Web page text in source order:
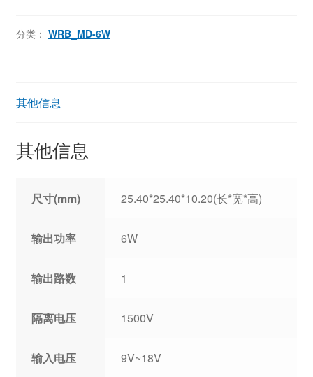
分类： WRB_MD-6W
其他信息
其他信息
尺寸(mm) 25.40*25.40*10.20(长*宽*高)
输出功率 6W
输出路数 1
隔离电压 1500V
输入电压 9V~18V